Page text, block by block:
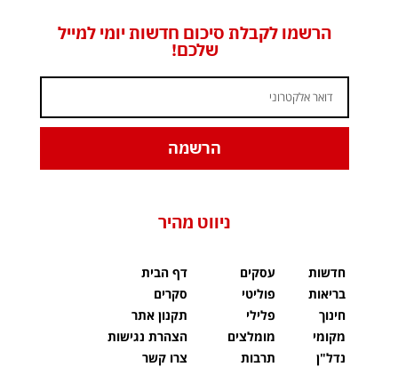
הרשמו לקבלת סיכום חדשות יומי למייל
שלכם!
הרשמה
ניווט מהיר
חדשות
בריאות
חינוך
מקומי
נדל"ן
עסקים
פוליטי
פלילי
מומלצים
תרבות
דף הבית
סקרים
תקנון אתר
הצהרת נגישות
צרו קשר